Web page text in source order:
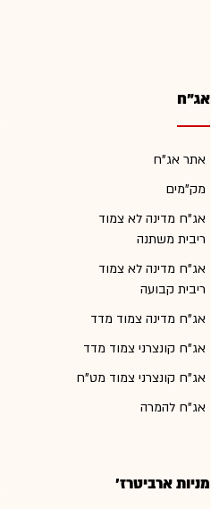
אג"ח
אתר אג"ח
מק"מים
אג"ח מדינה לא צמוד
ריבית משתנה
אג"ח מדינה לא צמוד
ריבית קבועה
אג"ח מדינה צמוד מדד
אג"ח קונצרני צמוד מדד
אג"ח קונצרני צמוד מט"ח
אג"ח להמרה
מניות ארביטרז'